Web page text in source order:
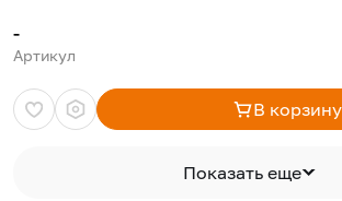
-
Артикул
В корзину
Показать еще